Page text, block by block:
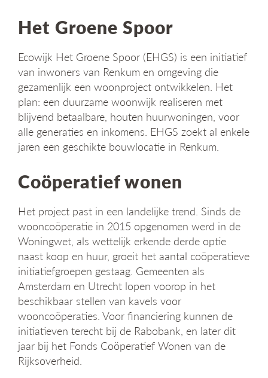
Het Groene Spoor
Ecowijk Het Groene Spoor (EHGS) is een initiatief
van inwoners van Renkum en omgeving die
gezamenlijk een woonproject ontwikkelen. Het
plan: een duurzame woonwijk realiseren met
blijvend betaalbare, houten huurwoningen, voor
alle generaties en inkomens. EHGS zoekt al enkele
jaren een geschikte bouwlocatie in Renkum.
Coöperatief wonen
Het project past in een landelijke trend. Sinds de
wooncoöperatie in 2015 opgenomen werd in de
Woningwet, als wettelijk erkende derde optie
naast koop en huur, groeit het aantal coöperatieve
initiatiefgroepen gestaag. Gemeenten als
Amsterdam en Utrecht lopen voorop in het
beschikbaar stellen van kavels voor
wooncoöperaties. Voor financiering kunnen de
initiatieven terecht bij de Rabobank, en later dit
jaar bij het Fonds Coöperatief Wonen van de
Rijksoverheid.